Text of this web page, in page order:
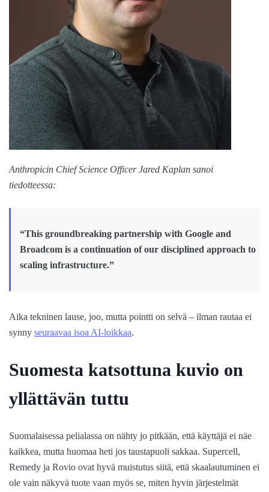
Anthropicin Chief Science Officer Jared Kaplan sanoi
tiedotteessa:
“This groundbreaking partnership with Google and
Broadcom is a continuation of our disciplined approach to
scaling infrastructure.”
Aika tekninen lause, joo, mutta pointti on selvä – ilman rautaa ei
synny seuraavaa isoa AI-loikkaa.
Suomesta katsottuna kuvio on
yllättävän tuttu
Suomalaisessa pelialassa on nähty jo pitkään, että käyttäjä ei näe
kaikkea, mutta huomaa heti jos taustapuoli sakkaa. Supercell,
Remedy ja Rovio ovat hyvä muistutus siitä, että skaalautuminen ei
ole vain näkyvä tuote vaan myös se, miten hyvin järjestelmät